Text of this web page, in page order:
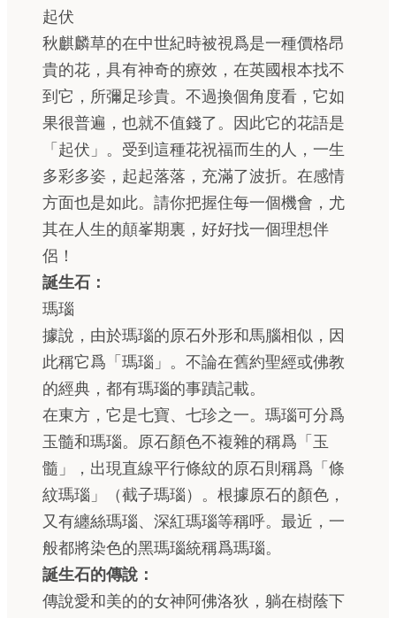
起伏
秋麒麟草的在中世紀時被視爲是一種價格昂
貴的花，具有神奇的療效，在英國根本找不
到它，所彌足珍貴。不過換個角度看，它如
果很普遍，也就不值錢了。因此它的花語是
「起伏」。受到這種花祝福而生的人，一生
多彩多姿，起起落落，充滿了波折。在感情
方面也是如此。請你把握住每一個機會，尤
其在人生的顛峯期裏，好好找一個理想伴
侶！
誕生石：
瑪瑙
據說，由於瑪瑙的原石外形和馬腦相似，因
此稱它爲「瑪瑙」。不論在舊約聖經或佛教
的經典，都有瑪瑙的事蹟記載。
在東方，它是七寶、七珍之一。瑪瑙可分爲
玉髓和瑪瑙。原石顏色不複雜的稱爲「玉
髓」，出現直線平行條紋的原石則稱爲「條
紋瑪瑙」（截子瑪瑙）。根據原石的顏色，
又有纏絲瑪瑙、深紅瑪瑙等稱呼。最近，一
般都將染色的黑瑪瑙統稱爲瑪瑙。
誕生石的傳說：
傳說愛和美的的女神阿佛洛狄，躺在樹蔭下